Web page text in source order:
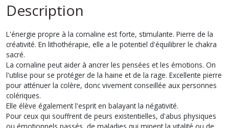
Description
L'énergie propre à la cornaline est forte, stimulante. Pierre de la
créativité. En lithothérapie, elle a le potentiel d'équilibrer le chakra
sacré.
La cornaline peut aider à ancrer les pensées et les émotions. On
l'utilise pour se protéger de la haine et de la rage. Excellente pierre
pour atténuer la colère, donc vivement conseillée aux personnes
colériques.
Elle élève également l'esprit en balayant la négativité.
Pour ceux qui souffrent de peurs existentielles, d'abus physiques